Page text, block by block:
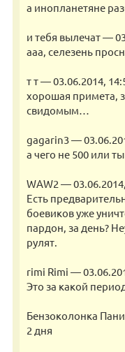
а инопланетяне
и тебя вылечат —
ааа, селезень
т т — 03.06.2014,
хорошая примета,
свидомым…
gagarin3 —
а чего не 500 или
WAW2 —
Есть
боевиков уже
пардон, за день?
рулят.
rimi Rimi —
Это за какой
Бензоколонка
2 дня